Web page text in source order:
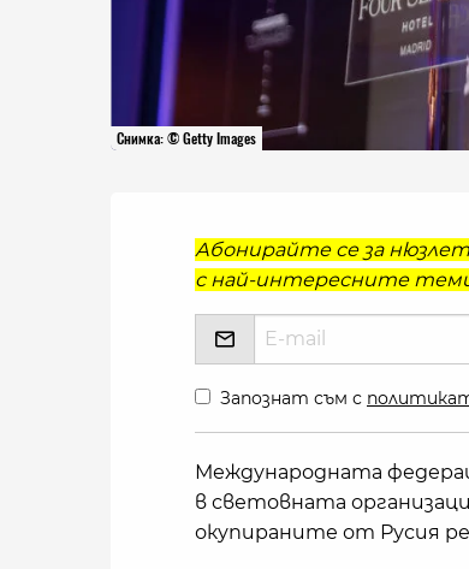
Снимка: © Getty Images
Абонирайте се за
с най-интересните теми
Запознат съм с
Международната
в световната
окупираните от Русия